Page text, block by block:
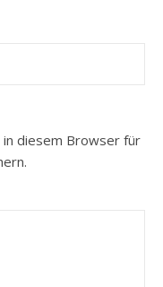
diesem Browser für